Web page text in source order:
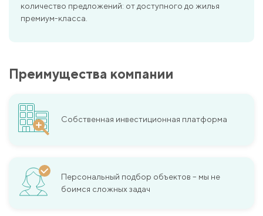
количество предложений: от доступного до жилья
премиум-класса.
Преимущества компании
Собственная инвестиционная платформа
Персональный подбор объектов – мы не
боимся сложных задач